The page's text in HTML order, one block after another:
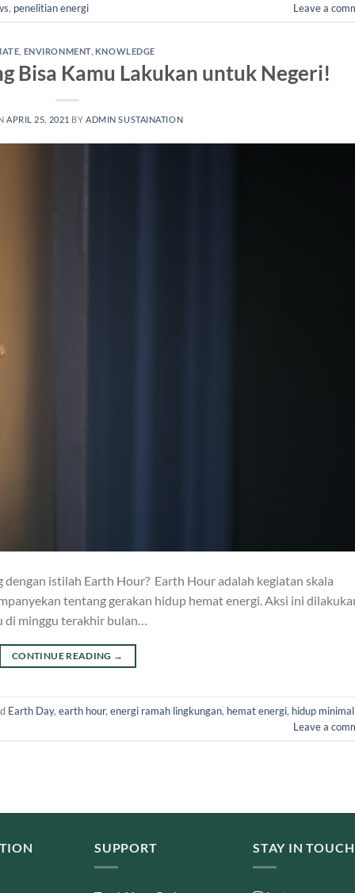
, penelitian energi Leave a
ENVIRONMENT, KNOWLEDGE
Bisa Kamu Lakukan untuk Negeri!
APRIL 25, 2021 BYADMIN SUSTAINATION
istilah Earth Hour? Earth Hour adalah kegiatan skala
tentang gerakan hidup hemat energi. Aksi ini
di minggu terakhir bulan…
CONTINUE READING →
Earth Day, earth hour, energi ramah lingkungan, hemat energi, hidup
Leave a
SUPPORT STAY IN TOUCH